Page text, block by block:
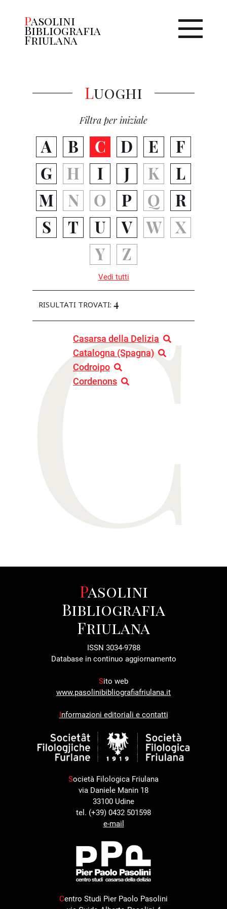
Pasolini
Bibliografia
Friulana
Luoghi
Filtra per iniziale
A B C D E
F
G
H I J K
L
M
N O P Q
R
S
T U V W
X
Y
Z
Vedi tutti
RISULTATI TROVATI: 4
Casarsa della Delizia
Catalogna (Spagna)
Codroipo
Cordenons
C
Pasolini
Bibliografia
Friulana
ISSN 3034-9788
Database in continuo aggiornamento
Sito web
www.pasolinibibliografiafriulana.it
Informazioni editoriali e contatti
Società Filologica Friulana
via Daniele Manin 18
33100 Udine
tel. (+39) 0432 501598
e-mail
Centro Studi Pier Paolo Pasolini